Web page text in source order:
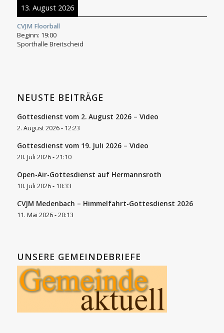
13. August 2026
CVJM Floorball
Beginn: 19:00
Sporthalle Breitscheid
NEUSTE BEITRÄGE
Gottesdienst vom 2. August 2026 – Video
2. August 2026 - 12:23
Gottesdienst vom 19. Juli 2026 – Video
20. Juli 2026 - 21:10
Open-Air-Gottesdienst auf Hermannsroth
10. Juli 2026 - 10:33
CVJM Medenbach – Himmelfahrt-Gottesdienst 2026
11. Mai 2026 - 20:13
UNSERE GEMEINDEBRIEFE